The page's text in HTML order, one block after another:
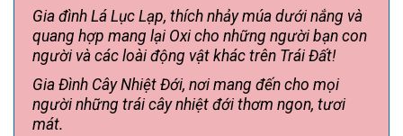
Gia đình Lá Lục Lạp, thích nhảy múa dưới nắng và
quang hợp mang lại Oxi cho những người bạn con
người và các loài động vật khác trên Trái Đất!
Gia Đình Cây Nhiệt Đới, nơi mang đến cho mọi
người những trái cây nhiệt đới thơm ngon, tươi
mát.